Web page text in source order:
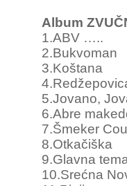
Album
1.ABV …..
2.Bukvoman
3.Koštana
5.Jovano,
6.Abre
7.Šmeker
8.Otkačiška
9.Glavna
10.Srećna